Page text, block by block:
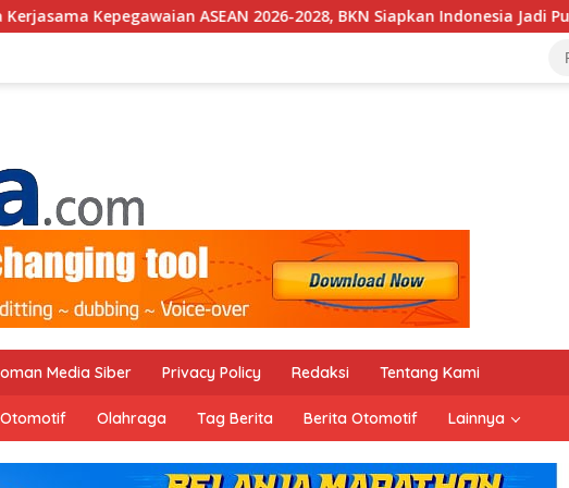
2026-2028, BKN Siapkan Indonesia Jadi Pusat Kolaborasi ASN ASEAN
Media Siber Privacy Policy Redaksi Tentang Kami
Otomotif Olahraga Tag Berita Berita Otomotif Lainnya